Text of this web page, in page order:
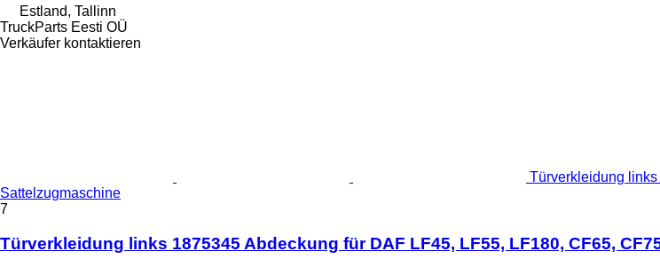
Estland, Tallinn
TruckParts Eesti OÜ
Verkäufer kontaktieren
Türverkleidung
Sattelzugmaschine
7
Türverkleidung links 1875345 Abdeckung für DAF LF45, LF55, LF180, CF65,